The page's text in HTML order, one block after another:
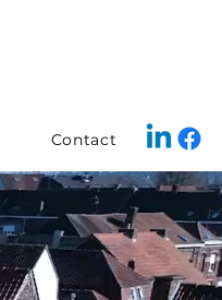
Contact